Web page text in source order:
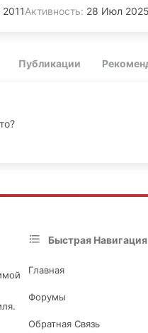
Активность 28 Июл 2025
Публикации
Быстрая Навигация
Главная
Форумы
Обратная Связь